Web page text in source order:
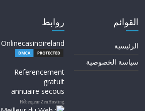
القوائم
الرئيسية
سياسة الخصوصية
روابط
Onlinecasinoireland
Referencement
gratuit
annuaire secous
Hébergeur ZenHosting